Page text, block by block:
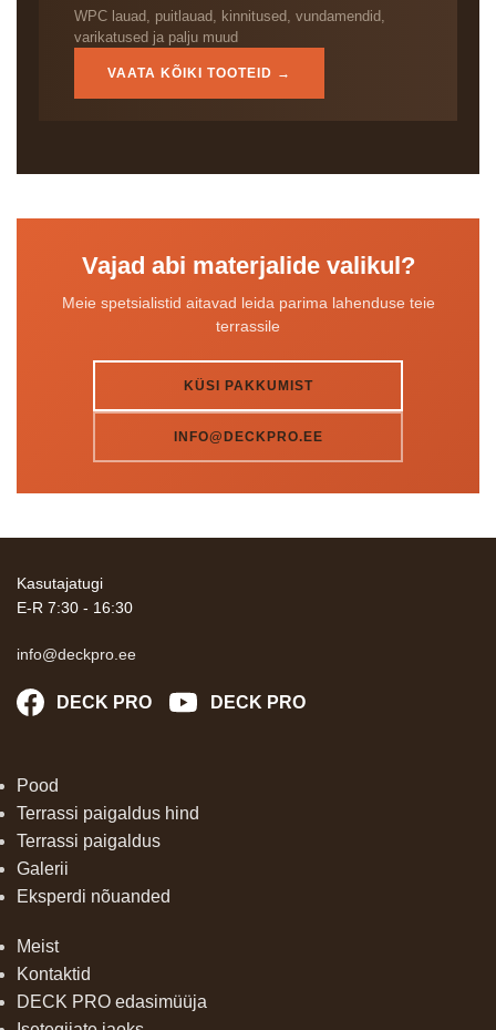
WPC lauad, puitlauad, kinnitused, vundamendid,
varikatused ja palju muud
VAATA KÕIKI TOOTEID →
Vajad abi materjalide valikul?
Meie spetsialistid aitavad leida parima lahenduse teie
terrassile
KÜSI PAKKUMIST
INFO@DECKPRO.EE
Kasutajatugi
E-R 7:30 - 16:30
info@deckpro.ee
DECK PRO DECK PRO
Pood
Terrassi paigaldus hind
Terrassi paigaldus
Galerii
Eksperdi nõuanded
Meist
Kontaktid
DECK PRO edasimüüja